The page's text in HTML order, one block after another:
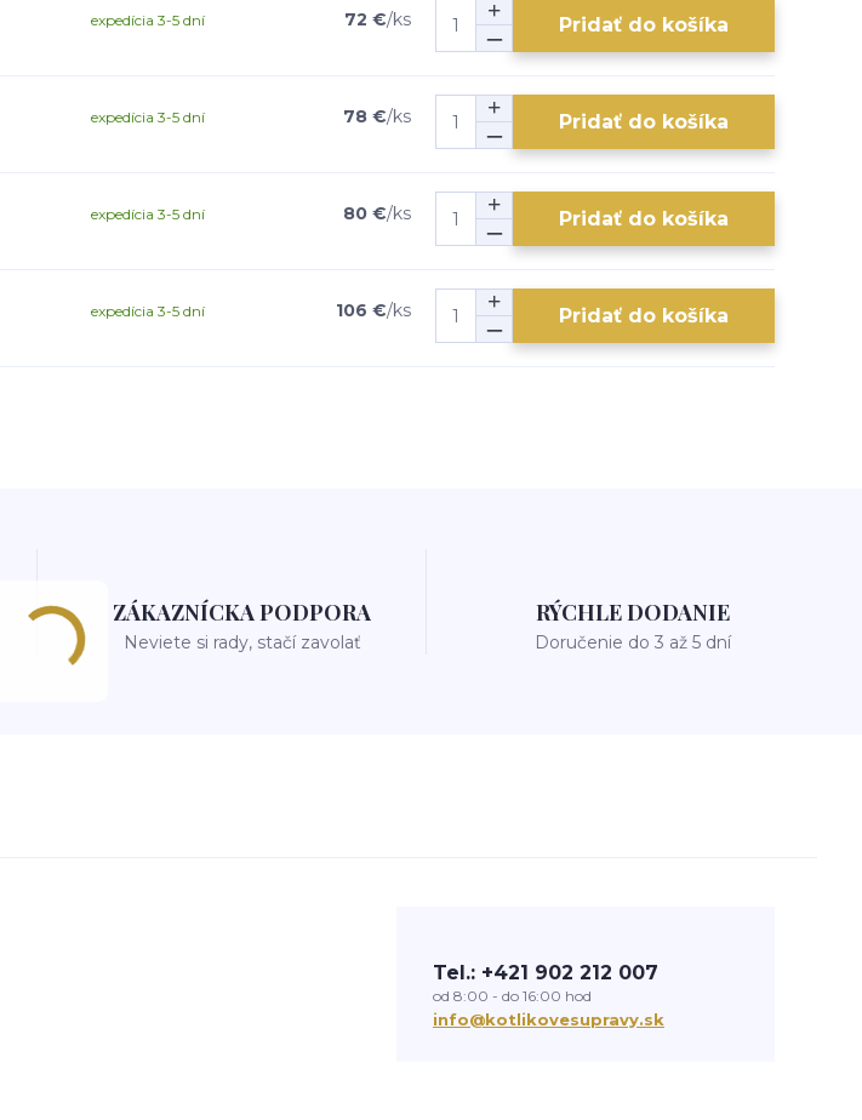
72 €/ks
expedícia 3-5 dní Pridať do košíka
78 €/ks
expedícia 3-5 dní Pridať do košíka
80 €/ks
expedícia 3-5 dní Pridať do košíka
106 €/ks
expedícia 3-5 dní Pridať do košíka
ZÁKAZNÍCKA PODPORA
Neviete si rady, stačí zavolať
RÝCHLE DODANIE
Doručenie do 3 až 5 dní
Tel.: +421 902 212 007
od 8:00 - do 16:00 hod
info@kotlikovesupravy.sk